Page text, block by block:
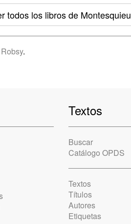
todos los librosde Montesquieu
.
Textos
Buscar
Catálogo OPDS
Textos
Títulos
Autores
Etiquetas